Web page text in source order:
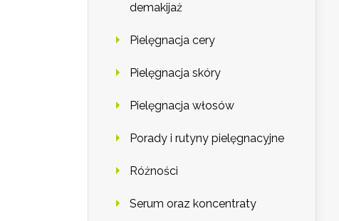
demakijaż
Pielęgnacja cery
Pielęgnacja skóry
Pielęgnacja włosów
Porady i rutyny pielęgnacyjne
Różności
Serum oraz koncentraty